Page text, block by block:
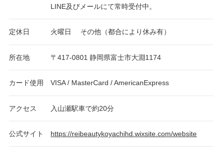
LINE及びメールにて常時受付中。
定休日 火曜日 その他（都合により休み有）
所在地 〒417-0801 静岡県富士市大淵1174
カード使用 VISA / MasterCard / AmericanExpress
アクセス 入山瀬駅車で約20分
公式サイト https://reibeautykoyachihd.wixsite.com/website